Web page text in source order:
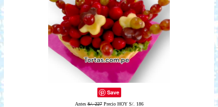
Save
AntesS/. 227Precio HOY S/. 186